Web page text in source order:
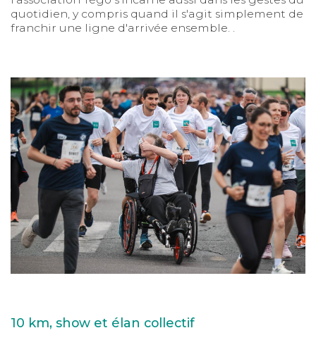
quotidien, y compris quand il s'agit simplement de
franchir une ligne d'arrivée ensemble. .
10 km, show et élan collectif